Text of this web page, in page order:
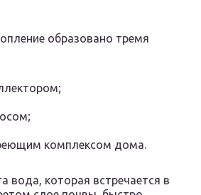
образовано тремя
комплексом дома.
вода, которая встречается в